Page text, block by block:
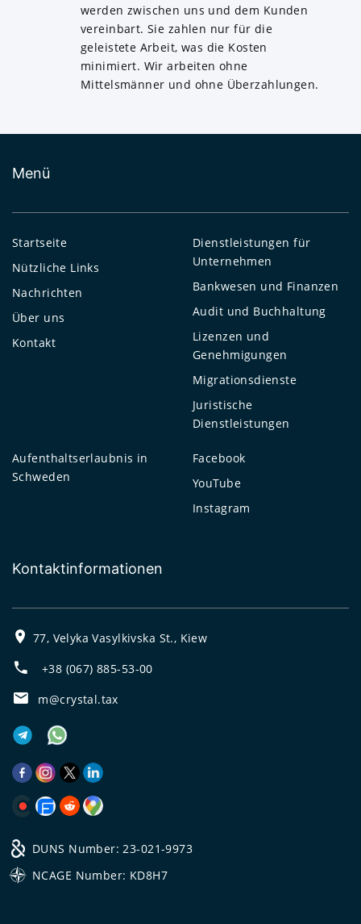
werden zwischen uns und dem Kunden
vereinbart. Sie zahlen nur für die
geleistete Arbeit, was die Kosten
minimiert. Wir arbeiten ohne
Mittelsmänner und ohne Überzahlungen.
Menü
Startseite
Nützliche Links
Nachrichten
Über uns
Kontakt
Dienstleistungen für
Unternehmen
Bankwesen und Finanzen
Audit und Buchhaltung
Lizenzen und
Genehmigungen
Migrationsdienste
Juristische
Dienstleistungen
Aufenthaltserlaubnis in
Schweden
Facebook
YouTube
Instagram
Kontaktinformationen
77, Velyka Vasylkivska St., Kiew
+38 (067) 885-53-00
m@crystal.tax
DUNS Number: 23-021-9973
NCAGE Number: KD8H7